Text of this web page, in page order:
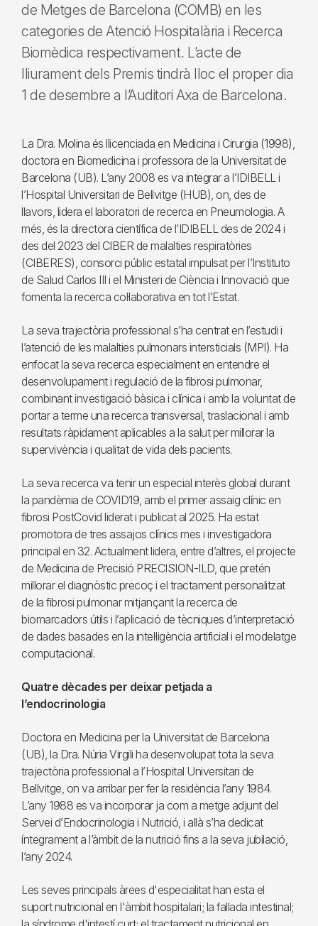
de Metges de Barcelona (COMB) en les
categories de Atenció Hospitalària i Recerca
Biomèdica respectivament. L’acte de
lliurament dels Premis tindrà lloc el proper dia
1 de desembre a l’Auditori Axa de Barcelona.
La Dra. Molina és llicenciada en Medicina i Cirurgia (1998),
doctora en Biomedicina i professora de la Universitat de
Barcelona (UB). L’any 2008 es va integrar a l’IDIBELL i
l’Hospital Universitari de Bellvitge (HUB), on, des de
llavors, lidera el laboratori de recerca en Pneumologia. A
més, és la directora científica de l’IDIBELL des de 2024 i
des del 2023 del CIBER de malalties respiratòries
(CIBERES), consorci públic estatal impulsat per l’Instituto
de Salud Carlos III i el Ministeri de Ciència i Innovació que
fomenta la recerca col·laborativa en tot l’Estat.
La seva trajectòria professional s’ha centrat en l’estudi i
l’atenció de les malalties pulmonars intersticials (MPI). Ha
enfocat la seva recerca especialment en entendre el
desenvolupament i regulació de la fibrosi pulmonar,
combinant investigació bàsica i clínica i amb la voluntat de
portar a terme una recerca transversal, traslacional i amb
resultats ràpidament aplicables a la salut per millorar la
supervivència i qualitat de vida dels pacients.
La seva recerca va tenir un especial interès global durant
la pandèmia de COVID19, amb el primer assaig clínic en
fibrosi PostCovid liderat i publicat al 2025. Ha estat
promotora de tres assajos clínics mes i investigadora
principal en 32. Actualment lidera, entre d’altres, el projecte
de Medicina de Precisió PRECISION-ILD, que pretén
millorar el diagnòstic precoç i el tractament personalitzat
de la fibrosi pulmonar mitjançant la recerca de
biomarcadors útils i l’aplicació de tècniques d’interpretació
de dades basades en la intel·ligència artificial i el modelatge
computacional.
Quatre dècades per deixar petjada a
l’endocrinologia
Doctora en Medicina per la Universitat de Barcelona
(UB), la Dra. Núria Virgili ha desenvolupat tota la seva
trajectòria professional a l’Hospital Universitari de
Bellvitge, on va arribar per fer la residència l’any 1984.
L’any 1988 es va incorporar ja com a metge adjunt del
Servei d’Endocrinologia i Nutrició, i allà s’ha dedicat
íntegrament a l’àmbit de la nutrició fins a la seva jubilació,
l’any 2024.
Les seves principals àrees d'especialitat han esta el
suport nutricional en l'àmbit hospitalari; la fallada intestinal;